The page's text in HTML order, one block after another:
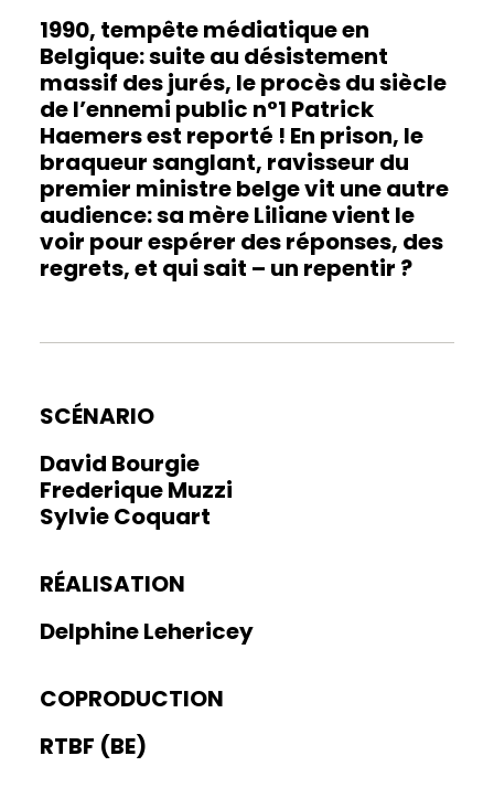
1990, tempête médiatique en
Belgique: suite au désistement
massif des jurés, le procès du siècle
de l’ennemi public n°1 Patrick
Haemers est reporté ! En prison, le
braqueur sanglant, ravisseur du
premier ministre belge vit une autre
audience: sa mère Liliane vient le
voir pour espérer des réponses, des
regrets, et qui sait – un repentir ?
SCÉNARIO
David Bourgie
Frederique Muzzi
Sylvie Coquart
RÉALISATION
Delphine Lehericey
COPRODUCTION
RTBF (BE)